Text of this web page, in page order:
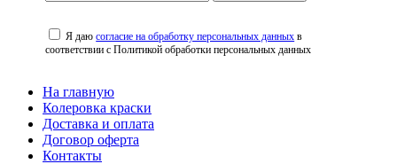
Я даюсогласие на обработку персональных данных в
соответствии с Политикой обработки персональных данных
На главную
Колеровка краски
Доставка и оплата
Договор оферта
Контакты